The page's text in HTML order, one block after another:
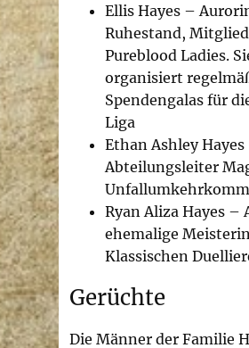
Ellis Hayes –
Ruhestand,
Pureblood Ladies.
organisiert
Spendengalas für
Liga
Ethan Ashley Hayes
Abteilungsleiter
Ryan Aliza Hayes –
ehemalige
Klassischen
Gerüchte
Die Männer der Familie